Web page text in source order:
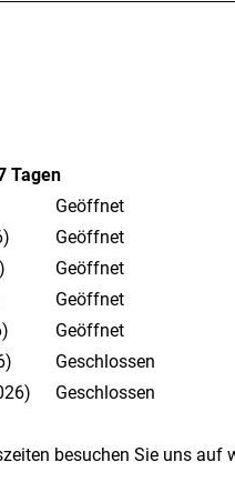
Tagen
Geöffnet
Geöffnet
Geöffnet
Geöffnet
Geöffnet
Geschlossen
Geschlossen
besuchen Sie uns auf